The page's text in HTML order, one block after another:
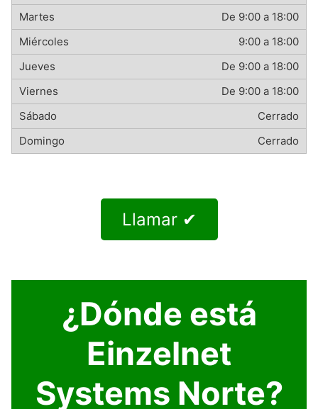
De 9:00 a 18:00
9:00 a 18:00
De 9:00 a 18:00
De 9:00 a 18:00
Cerrado
Cerrado
Llamar ✔
¿Dónde está
Einzelnet
Systems Norte?